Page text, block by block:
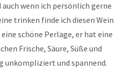
wenn ich persönlich gerne
trinken finde ich diesen Wein
schöne Perlage, er hat eine
Frische, Säure, Süße und
unkompliziert und spannend.